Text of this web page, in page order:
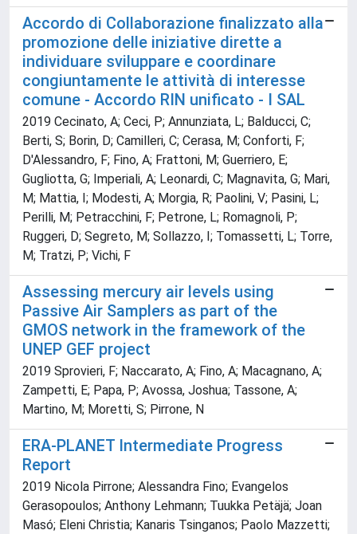
Accordo di Collaborazione finalizzato alla
promozione delle iniziative dirette a
individuare sviluppare e coordinare
congiuntamente le attività di interesse
comune - Accordo RIN unificato - I SAL
2019 Cecinato, A; Ceci, P; Annunziata, L; Balducci, C;
Berti, S; Borin, D; Camilleri, C; Cerasa, M; Conforti, F;
D'Alessandro, F; Fino, A; Frattoni, M; Guerriero, E;
Gugliotta, G; Imperiali, A; Leonardi, C; Magnavita, G; Mari,
M; Mattia, I; Modesti, A; Morgia, R; Paolini, V; Pasini, L;
Perilli, M; Petracchini, F; Petrone, L; Romagnoli, P;
Ruggeri, D; Segreto, M; Sollazzo, I; Tomassetti, L; Torre,
M; Tratzi, P; Vichi, F
Assessing mercury air levels using
Passive Air Samplers as part of the
GMOS network in the framework of the
UNEP GEF project
2019 Sprovieri, F; Naccarato, A; Fino, A; Macagnano, A;
Zampetti, E; Papa, P; Avossa, Joshua; Tassone, A;
Martino, M; Moretti, S; Pirrone, N
ERA-PLANET Intermediate Progress
Report
2019 Nicola Pirrone; Alessandra Fino; Evangelos
Gerasopoulos; Anthony Lehmann; Tuukka Petäjä; Joan
Masó; Eleni Christia; Kanaris Tsinganos; Paolo Mazzetti;